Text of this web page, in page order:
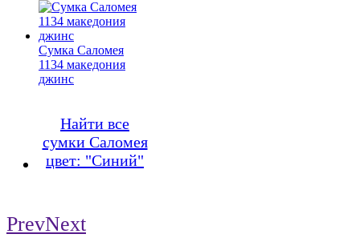
Сумка Саломея
1134 македония
джинс
Найти все
сумки Саломея
цвет: "Синий"
PrevNext